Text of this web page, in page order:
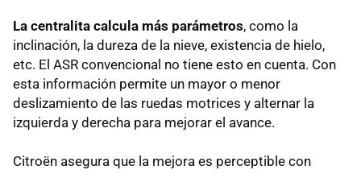
La centralita calcula más parámetros, como la
inclinación, la dureza de la nieve, existencia de hielo,
etc. El ASR convencional no tiene esto en cuenta. Con
esta información permite un mayor o menor
deslizamiento de las ruedas motrices y alternar la
izquierda y derecha para mejorar el avance.
Citroën asegura que la mejora es perceptible con